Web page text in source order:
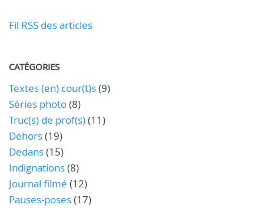
Fil RSS des articles
CATÉGORIES
Textes (en) cour(t)s(9)
Séries photo(8)
Truc(s) de prof(s)(11)
Dehors(19)
Dedans(15)
Indignations(8)
Journal filmé (12)
Pauses-poses(17)